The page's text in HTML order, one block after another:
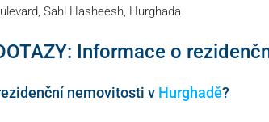
Sahl Hasheesh, Hurghada
Informace o
nemovitosti v Hurghadě?